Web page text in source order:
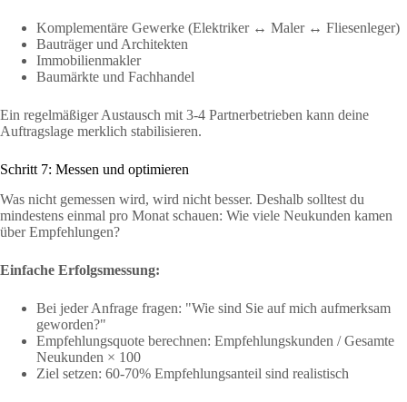
Komplementäre Gewerke (Elektriker ↔ Maler ↔ Fliesenleger)
Bauträger und Architekten
Immobilienmakler
Baumärkte und Fachhandel
Ein regelmäßiger Austausch mit 3-4 Partnerbetrieben kann deine
Auftragslage merklich stabilisieren.
Schritt 7: Messen und optimieren
Was nicht gemessen wird, wird nicht besser. Deshalb solltest du
mindestens einmal pro Monat schauen: Wie viele Neukunden kamen
über Empfehlungen?
Einfache Erfolgsmessung:
Bei jeder Anfrage fragen: "Wie sind Sie auf mich aufmerksam
geworden?"
Empfehlungsquote berechnen: Empfehlungskunden / Gesamte
Neukunden × 100
Ziel setzen: 60-70% Empfehlungsanteil sind realistisch